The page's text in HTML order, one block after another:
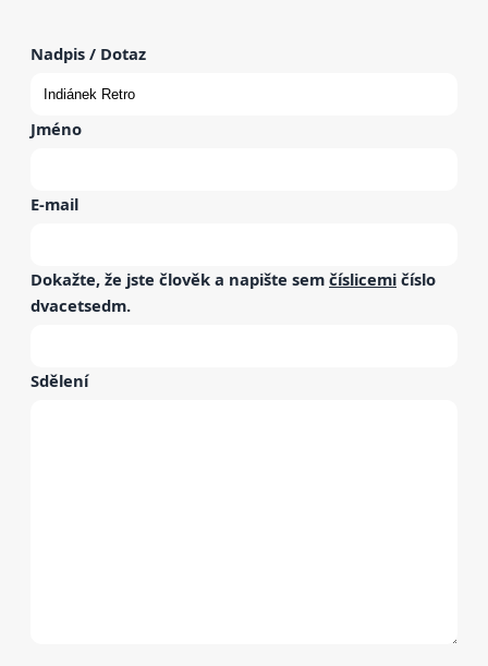
Nadpis / Dotaz
Jméno
E-mail
Dokažte, že jste člověk a napište sem číslicemi číslo
dvacetsedm.
Sdělení